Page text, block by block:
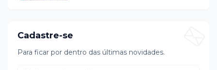
Cadastre-se
Para ficar por dentro das últimas novidades.